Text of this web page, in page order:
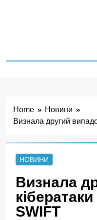
Home
Новини
Визнала другий
НОВИНИ
Визнала
SWIFT